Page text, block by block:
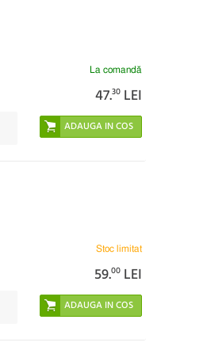
La comandă
47.30 LEI
Stoc limitat
59.00 LEI